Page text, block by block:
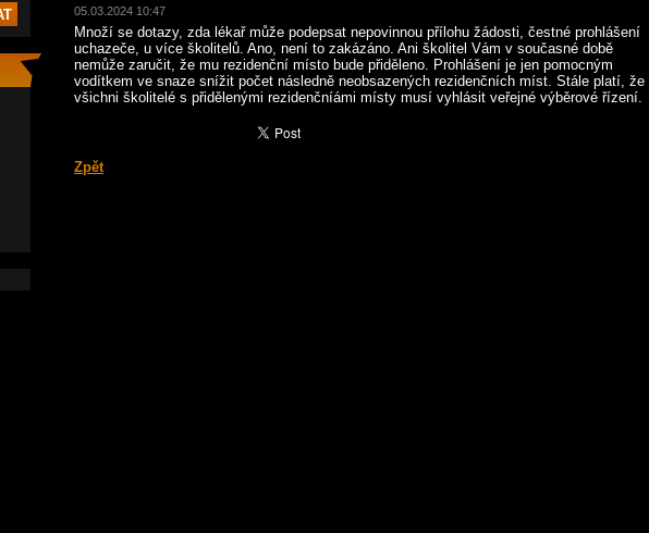
05.03.2024 10:47
Množí se dotazy, zda lékař může podepsat nepovinnou přílohu žádosti, čestné prohlášení
uchazeče, u více školitelů. Ano, není to zakázáno. Ani školitel Vám v současné době
nemůže zaručit, že mu rezidenční místo bude přiděleno. Prohlášení je jen pomocným
vodítkem ve snaze snížit počet následně neobsazených rezidenčních míst. Stále platí, že
všichni školitelé s přidělenými rezidenčníámi místy musí vyhlásit veřejné výběrové řízení.
Zpět